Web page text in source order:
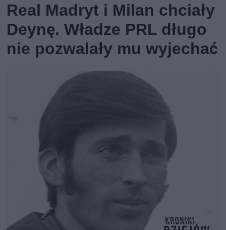
Real Madryt i Milan chciały
Deynę. Władze PRL długo
nie pozwalały mu wyjechać